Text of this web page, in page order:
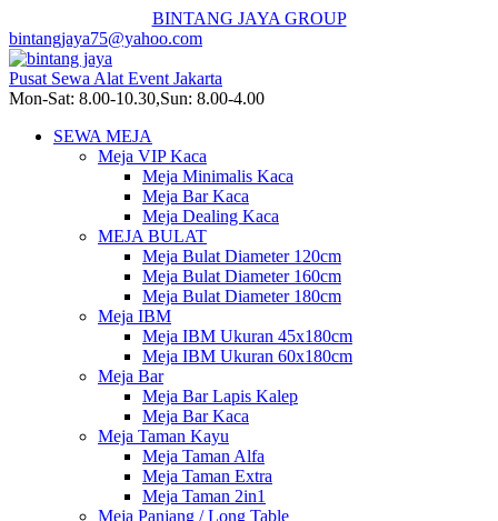
BINTANG JAYA GROUP
bintangjaya75@yahoo.com
Pusat Sewa Alat Event Jakarta
Mon-Sat: 8.00-10.30,Sun: 8.00-4.00
SEWA MEJA
Meja VIP Kaca
Meja Minimalis Kaca
Meja Bar Kaca
Meja Dealing Kaca
MEJA BULAT
Meja Bulat Diameter 120cm
Meja Bulat Diameter 160cm
Meja Bulat Diameter 180cm
Meja IBM
Meja IBM Ukuran 45x180cm
Meja IBM Ukuran 60x180cm
Meja Bar
Meja Bar Lapis Kalep
Meja Bar Kaca
Meja Taman Kayu
Meja Taman Alfa
Meja Taman Extra
Meja Taman 2in1
Meja Panjang / Long Table